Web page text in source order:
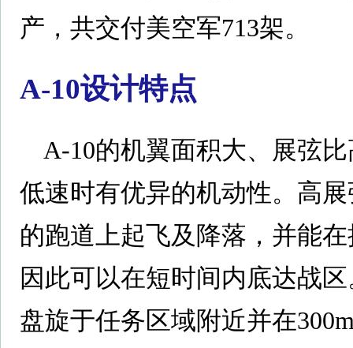
产，共交付美空军713架。
A-10设计特点
A-10的机翼面积大、展弦
低速时有优异的机动性。高
的跑道上起飞及降落，并能
因此可以在短时间内底达战
盘旋于任务区域附近并在